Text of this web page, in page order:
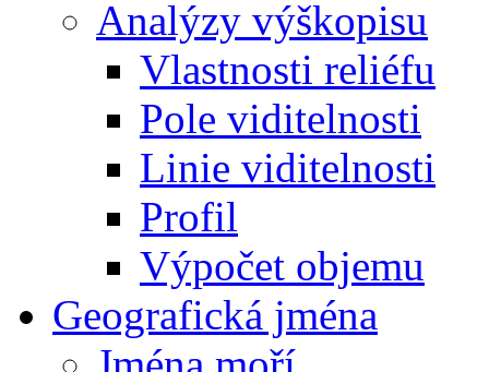
Analýzy výškopisu
Vlastnosti reliéfu
Pole viditelnosti
Linie viditelnosti
Profil
Výpočet objemu
Geografická jména